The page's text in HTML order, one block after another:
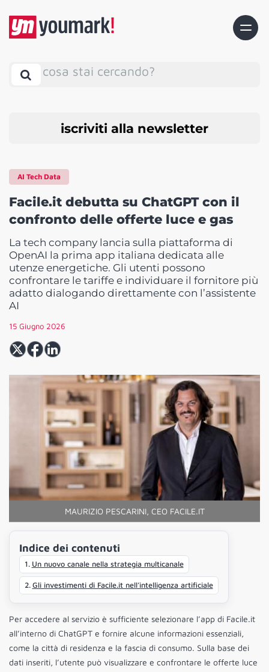
cosa stai cercando?
iscriviti alla newsletter
AI Tech Data
Facile.it debutta su ChatGPT con il
confronto delle offerte luce e gas
La tech company lancia sulla piattaforma di
OpenAI la prima app italiana dedicata alle
utenze energetiche. Gli utenti possono
confrontare le tariffe e individuare il fornitore più
adatto dialogando direttamente con l’assistente
AI
15 Giugno 2026
MAURIZIO PESCARINI, CEO FACILE.IT
Indice dei contenuti
Un nuovo canale nella strategia multicanale
Gli investimenti di Facile.it nell’intelligenza artificiale
Per accedere al servizio è sufficiente selezionare l’app di Facile.it
all’interno di ChatGPT e fornire alcune informazioni essenziali,
come la città di residenza e la fascia di consumo. Sulla base dei
dati inseriti, l’utente può visualizzare e confrontare le offerte luce